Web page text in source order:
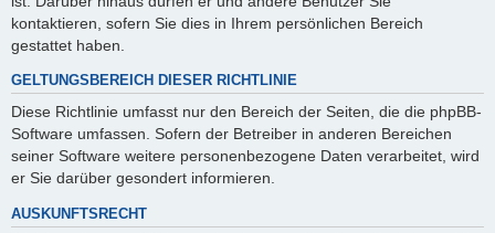
kontaktieren, sofern Sie dies in Ihrem persönlichen Bereich
gestattet haben.
GELTUNGSBEREICH DIESER RICHTLINIE
Diese Richtlinie umfasst nur den Bereich der Seiten, die die phpBB-
Software umfassen. Sofern der Betreiber in anderen Bereichen
seiner Software weitere personenbezogene Daten verarbeitet, wird
er Sie darüber gesondert informieren.
AUSKUNFTSRECHT